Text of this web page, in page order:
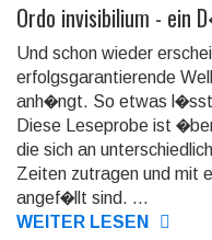
Ordo invisibilium -
Und schon wieder
erfolgsgarantierende
anh�ngt. So etwas l�sst
Diese Leseprobe ist
die sich an
Zeiten zutragen und mit
angef�llt sind. ...
WEITER LESEN